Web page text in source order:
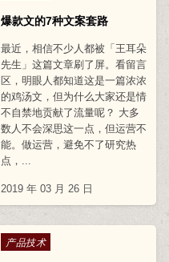
爆款文的7种文案套路
最近，相信不少人都被「王耳朵
先生」这篇文章刷了屏。看留言
区，明眼人都知道这是一篇浓浓
的鸡汤文，但为什么大家还是情
不自禁地贡献了流量呢？ 大多
数人不会深思这一点，但运营不
能。做运营，避免不了研究热
点，...
2019 年 03 月 26 日
Posted in
产品技术